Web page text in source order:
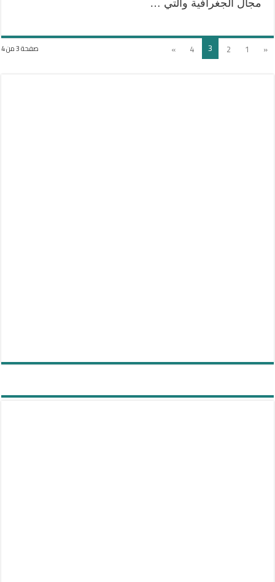
مجال الجغرافية والتي …
صفحة 3 من 4 «
1
2
3
4
»